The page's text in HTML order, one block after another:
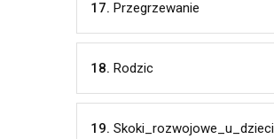
17. Przegrzewanie
18. Rodzic
19. Skoki_rozwojowe_u_dzieci